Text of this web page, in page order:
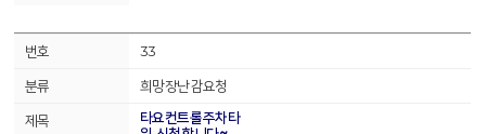
33
희망장난감요청
타요컨트롤주차타